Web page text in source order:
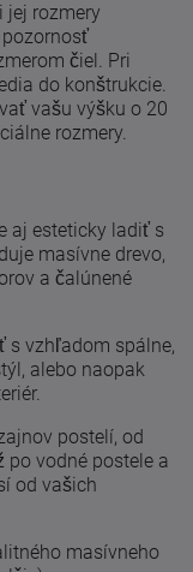
jej rozmery
čiel. Pri
do konštrukcie.
vašu výšku o 20
rozmery.
aj esteticky ladiť s
masívne drevo,
a čalúnené
s vzhľadom spálne,
alebo naopak
postelí, od
po vodné postele a
od vašich
masívneho